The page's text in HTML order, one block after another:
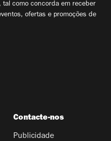
, tal como concorda em receber
ofertas e promoções de
Contacte-nos
Publicidade